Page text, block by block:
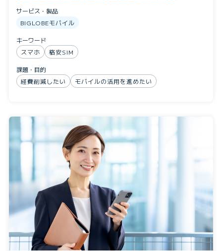
サービス・製品
BIGLOBEモバイル
キーワード
スマホ
格安SIM
課題・目的
経費削減したい
モバイルの活用を進めたい